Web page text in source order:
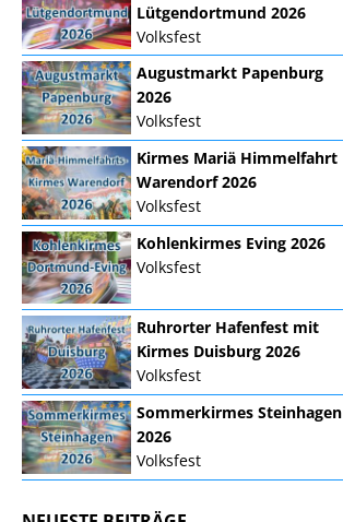
Lütgendortmund 2026
Volksfest
Augustmarkt Papenburg
2026
Volksfest
Kirmes Mariä Himmelfahrt
Warendorf 2026
Volksfest
Kohlenkirmes Eving 2026
Volksfest
Ruhrorter Hafenfest mit
Kirmes Duisburg 2026
Volksfest
Sommerkirmes Steinhagen
2026
Volksfest